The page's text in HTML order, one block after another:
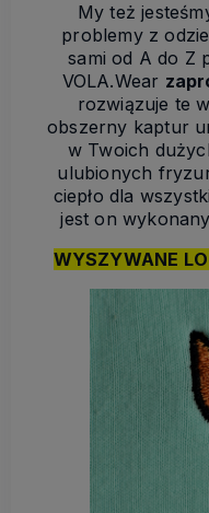
My też
problemy z
sami od A do Z
VOLA.Wear
rozwiązuje te
obszerny kaptur
w Twoich
ulubionych
ciepło dla
jest on
WYSZYWANE